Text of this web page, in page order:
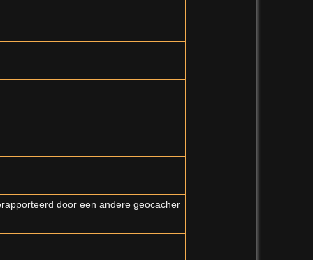
door een andere geocacher